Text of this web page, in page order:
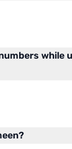
while